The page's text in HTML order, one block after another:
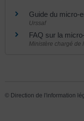
Guide du micro-
Urssaf
FAQ sur la
Ministère chargé de
© Direction de l'information